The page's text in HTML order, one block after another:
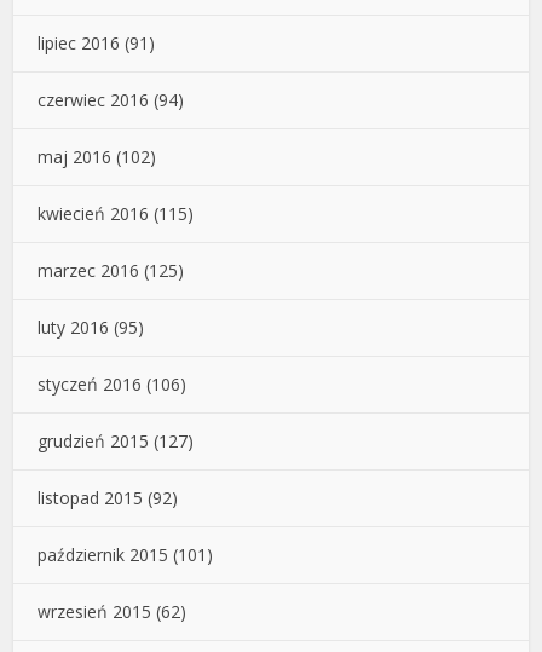
lipiec 2016 (91)
czerwiec 2016 (94)
maj 2016 (102)
kwiecień 2016 (115)
marzec 2016 (125)
luty 2016 (95)
styczeń 2016 (106)
grudzień 2015 (127)
listopad 2015 (92)
październik 2015 (101)
wrzesień 2015 (62)